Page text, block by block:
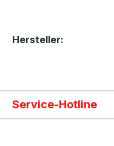
Hersteller:
Service-Hotline